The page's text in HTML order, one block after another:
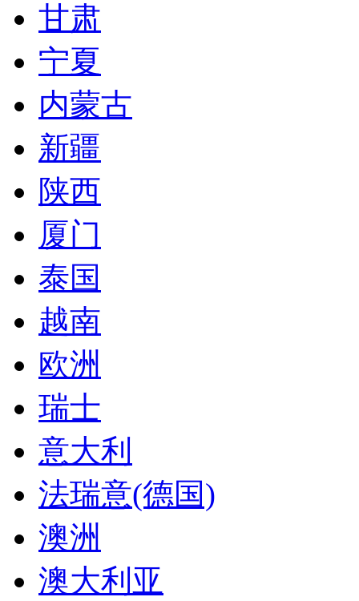
甘肃
宁夏
内蒙古
新疆
陕西
厦门
泰国
越南
欧洲
瑞士
意大利
法瑞意(德国)
澳洲
澳大利亚